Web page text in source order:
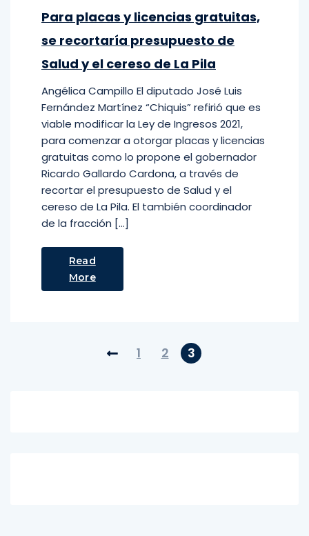
Para placas y licencias gratuitas,
se recortaría presupuesto de
Salud y el cereso de La Pila
Angélica Campillo El diputado José Luis
Fernández Martínez “Chiquis” refirió que es
viable modificar la Ley de Ingresos 2021,
para comenzar a otorgar placas y licencias
gratuitas como lo propone el gobernador
Ricardo Gallardo Cardona, a través de
recortar el presupuesto de Salud y el
cereso de La Pila. El también coordinador
de la fracción […]
Read
More
1 2 3